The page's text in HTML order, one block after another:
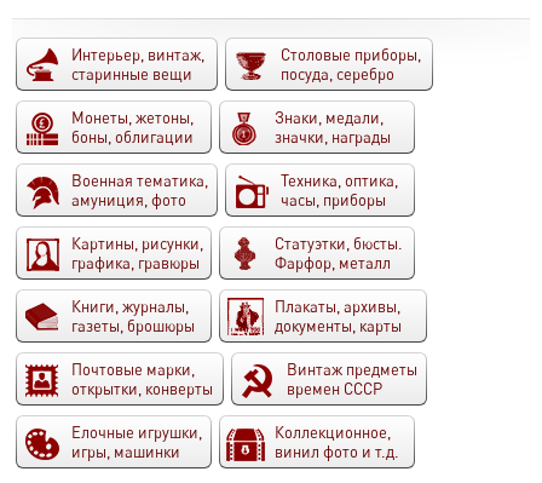
Интерьер, винтаж,
старинные вещи
Столовые приборы,
посуда, серебро
Монеты, жетоны,
боны, облигации
Знаки, медали,
значки, награды
Военная тематика,
амуниция, фото
Техника, оптика,
часы, приборы
Картины, рисунки,
графика, гравюры
Статуэтки, бюсты.
Фарфор, металл
Книги, журналы,
газеты, брошюры
Плакаты, архивы,
документы, карты
Почтовые марки,
открытки, конверты
Винтаж предметы
времен СССР
Елочные игрушки,
игры, машинки
Коллекционное,
винил фото и т.д.